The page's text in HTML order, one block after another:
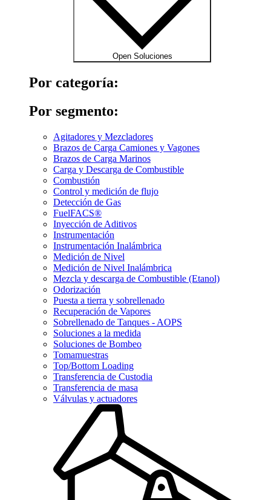
Open Soluciones
Por categoría:
Por segmento:
Agitadores y Mezcladores
Brazos de Carga Camiones y Vagones
Brazos de Carga Marinos
Carga y Descarga de Combustible
Combustión
Control y medición de flujo
Detección de Gas
FuelFACS®
Inyección de Aditivos
Instrumentación
Instrumentación Inalámbrica
Medición de Nivel
Medición de Nivel Inalámbrica
Mezcla y descarga de Combustible (Etanol)
Odorización
Puesta a tierra y sobrellenado
Recuperación de Vapores
Sobrellenado de Tanques - AOPS
Soluciones a la medida
Soluciones de Bombeo
Tomamuestras
Top/Bottom Loading
Transferencia de Custodia
Transferencia de masa
Válvulas y actuadores